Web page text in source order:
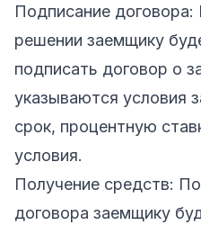
Подписание
решении заемщику
подписать договор о
указываются условия
срок, процентную
условия.
Получение средств:
договора заемщику